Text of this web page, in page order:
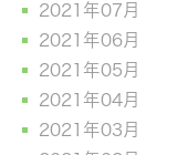
2021年07月
2021年06月
2021年05月
2021年04月
2021年03月